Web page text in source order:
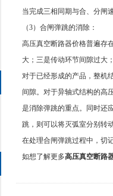
当完成三相同期与合、分闸
（3）合闸弹跳的消除：
高压真空断路器价格普遍存
大；三是传动环节间隙过大
对于已经形成的产品，整机
间隙。对于异轴式结构的高
是消除弹跳的重点。同时还
跳，则可以将灭弧室分别转
在处理合闸弹跳过程中，切
如想了解更多高压真空断路